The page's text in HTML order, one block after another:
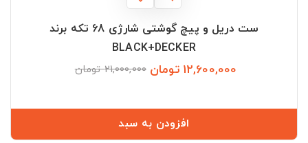
ست دریل و پیچ گوشتی شارژی 68 تکه برند
BLACK+DECKER
12,600,000 تومان 21,000,000 تومان
افزودن به سبد